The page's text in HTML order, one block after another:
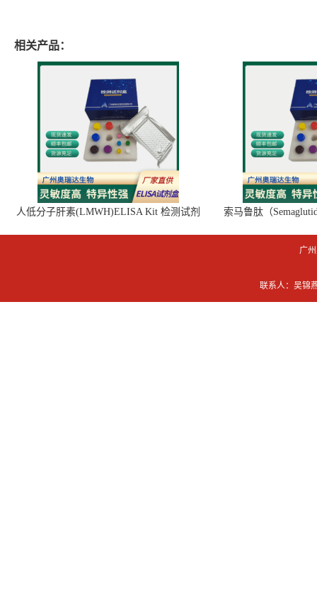
相关产品：
人低分子肝素(LMWH)ELISA Kit 检测试剂
索马鲁肽（
广
联系人：吴锦